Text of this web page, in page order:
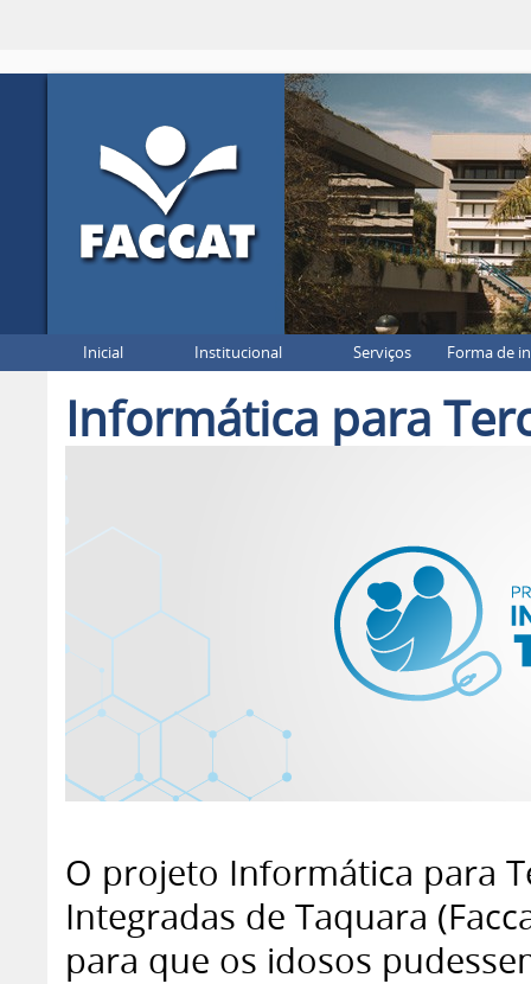
Inicial Institucional Serviços Forma de
Informática para
O projeto Informática para
Integradas de Taquara
para que os idosos